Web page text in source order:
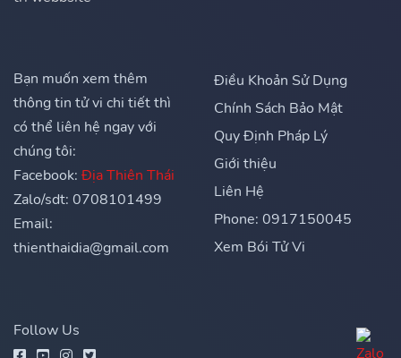
Bạn muốn xem thêm
thông tin tử vi chi tiết thì
có thể liên hệ ngay với
chúng tôi:
Facebook: Địa Thiên Thái
Zalo/sdt: 0708101499
Email:
thienthaidia@gmail.com
Điều Khoản Sử Dụng
Chính Sách Bảo Mật
Quy Định Pháp Lý
Giới thiệu
Liên Hệ
Phone: 0917150045
Xem Bói Tử Vi
Follow Us